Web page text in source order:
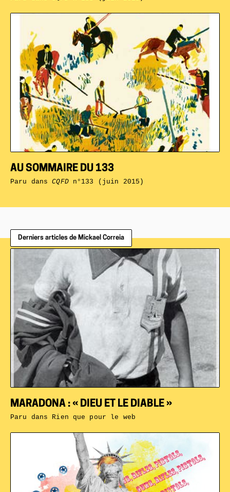
AU SOMMAIRE DU 133
Paru dansCQFDn°133 (juin 2015)
Derniers articles de Mickael Correia
MARADONA : « DIEU ET LE DIABLE »
Paru dans Rien que pour le web